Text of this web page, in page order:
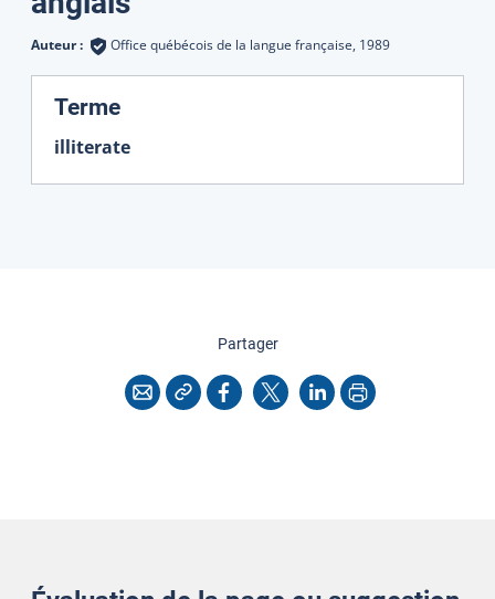
Auteur : Office québécois de la langue française, 1989
Terme:
illiterate
Partagercette page
CourrielCopier l'adresse
Facebook
X LinkedInImprimer